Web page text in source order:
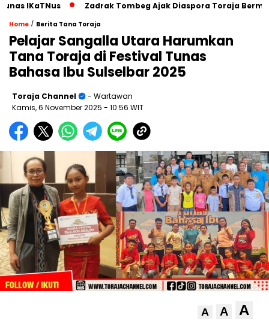
IKaTNus
Zadrak Tombeg Ajak Diaspora Toraja Bermimpi
Home / Berita Tana Toraja
Pelajar Sangalla Utara Harumkan
Tana Toraja di Festival Tunas
Bahasa Ibu Sulselbar 2025
Toraja Channel
- Wartawan
Kamis, 6 November 2025 - 10:56 WIT
A A A